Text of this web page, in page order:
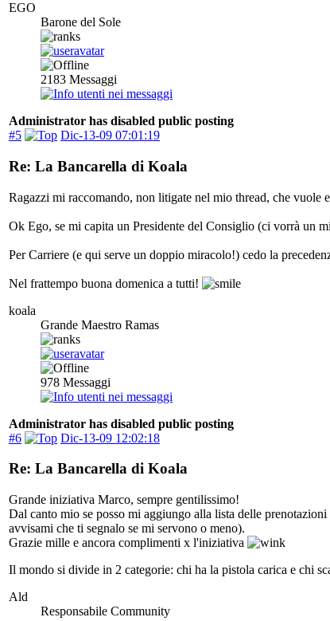
EGO
Barone del Sole
2183 Messaggi
Administrator has disabled public posting
#5
Dic-13-09 07:01:19
Re: La Bancarella di Koala
Ragazzi mi raccomando, non litigate nel mio thread, che vuole
Ok Ego, se mi capita un Presidente del Consiglio (ci vorrà un
Per Carriere (e qui serve un doppio miracolo!) cedo la
Nel frattempo buona domenica a tutti!
koala
Grande Maestro Ramas
978 Messaggi
Administrator has disabled public posting
#6
Dic-13-09 12:02:18
Re: La Bancarella di Koala
Grande iniziativa Marco, sempre gentilissimo!
Dal canto mio se posso mi aggiungo alla lista delle
avvisami che ti segnalo se mi servono o meno).
Grazie mille e ancora complimenti x l'iniziativa
Il mondo si divide in 2 categorie: chi ha la pistola carica e chi
Ald
Responsabile Community